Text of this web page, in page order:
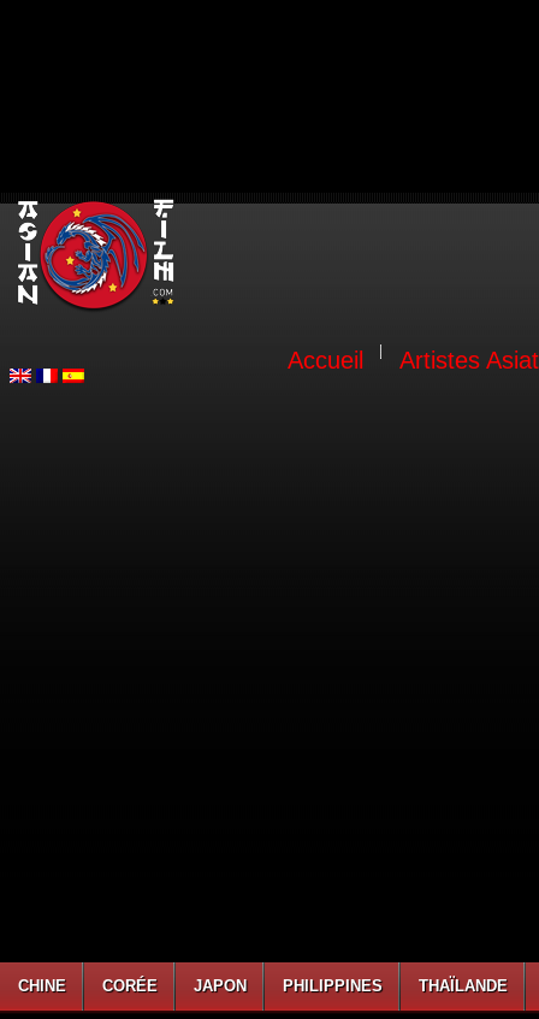
Accueil Artistes
CHINE CORÉE JAPON PHILIPPINES THAÏLANDE